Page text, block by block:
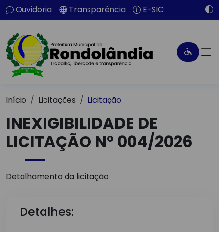
Ouvidoria Transparência E-SIC
Início Licitações Licitação
INEXIGIBILIDADE DE
LICITAÇÃO Nº 004/2026
Detalhamento da licitação.
Detalhes: